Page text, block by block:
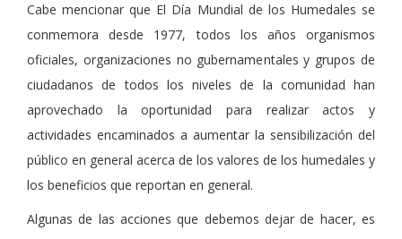
Cabe mencionar que El Día Mundial de los Humedales se
conmemora desde 1977, todos los años organismos
oficiales, organizaciones no gubernamentales y grupos de
ciudadanos de todos los niveles de la comunidad han
aprovechado la oportunidad para realizar actos y
actividades encaminados a aumentar la sensibilización del
público en general acerca de los valores de los humedales y
los beneficios que reportan en general.
Algunas de las acciones que debemos dejar de hacer, es